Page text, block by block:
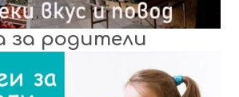
за родители